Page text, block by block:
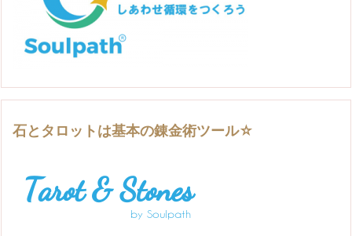
石とタロットは基本の錬金術ツール☆